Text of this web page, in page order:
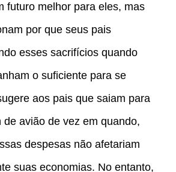
futuro melhor para eles, mas
por que seus pais
esses sacrifícios quando
o suficiente para se
aos pais que saiam para
de avião de vez em quando,
despesas não afetariam
suas economias. No entanto,